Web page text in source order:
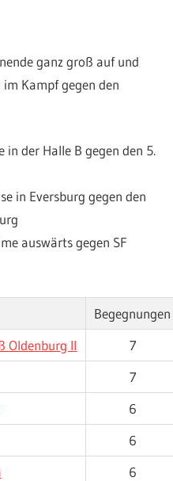
ganz groß auf und
im Kampf gegen den
in der Halle B gegen den 5.
in Eversburg gegen den
auswärts gegen SF
Begegnungen
Oldenburg II
7
7
6
6
6